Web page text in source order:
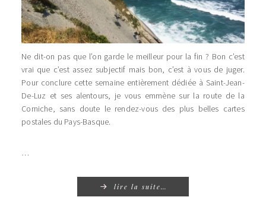
Ne dit-on pas que l’on garde le meilleur pour la fin ? Bon c’est
vrai que c’est assez subjectif mais bon, c’est à vous de juger.
Pour conclure cette semaine entièrement dédiée à Saint-Jean-
De-Luz et ses alentours, je vous emmène sur la route de la
Corniche, sans doute le rendez-vous des plus belles cartes
postales du Pays-Basque.
…
lire la suite…